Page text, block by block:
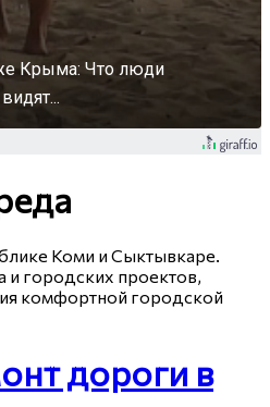
Крыма: Что люди
Коми и Сыктывкаре.
и городских проектов,
комфортной городской
дороги в